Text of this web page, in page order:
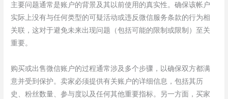
主要问题通常是账户的背景及其以前使用的真实性。确保该帐户
实际上没有与任何类型的可疑活动或违反微信服务条款的行为相
关联，这对于避免未来出现问题（包括可能的限制或限制）至关
重要。
购买或出售微信账户的过程通常涉及多个步骤，以确保双方都满
意并受到保护。卖家必须提供有关账户的详细信息，包括其历
史、粉丝数量、参与度以及任何其他重要指标。另一方面，买家